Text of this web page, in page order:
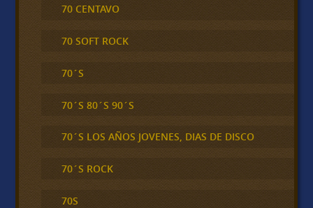
70 CENTAVO
70 SOFT ROCK
70´S
70´S 80´S 90´S
70´S LOS AÑOS JOVENES, DIAS DE DISCO
70´S ROCK
70S